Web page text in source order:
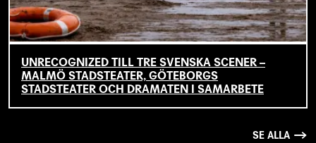
UNRECOGNIZED TILL TRE SVENSKA SCENER –
MALMÖ STADSTEATER, GÖTEBORGS
STADSTEATER OCH DRAMATEN I SAMARBETE
SE ALLA